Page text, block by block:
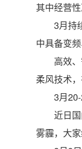
其中经营
3月持续
中具备变
高效、智
柔风技术
3月20-
近日国
雾霾，大